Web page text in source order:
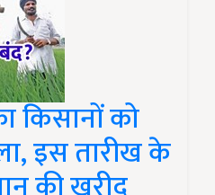
किसानों को
इस तारीख के